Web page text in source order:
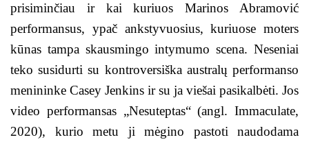
prisiminčiau ir kai kuriuos Marinos Abramović
performansus, ypač ankstyvuosius, kuriuose moters
kūnas tampa skausmingo intymumo scena. Neseniai
teko susidurti su kontroversiška australų performanso
menininke Casey Jenkins ir su ja viešai pasikalbėti. Jos
video performansas „Nesuteptas“ (angl. Immaculate,
2020), kurio metu ji mėgino pastoti naudodama